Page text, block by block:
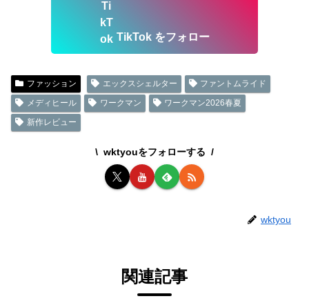
TikTok をフォロー
ファッション エックスシェルター
ファントムライド
メディヒール
ワークマン
ワークマン2026春夏
新作レビュー
wktyouをフォローする
wktyou
関連記事